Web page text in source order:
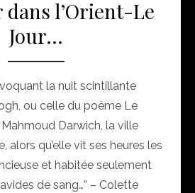
l’Orient-Le
Jour…
la nuit scintillante
ou celle du poème Le
Darwich, la ville
alors qu’elle vit ses heures les
et habitée seulement
de sang…” – Colette